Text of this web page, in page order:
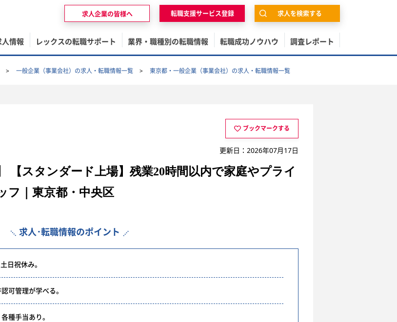
人情報 レックスの転職サポート 業界・職種別の転職情報 転職成功ノウハウ 調査レポート
求人企業の皆様へ 転職支援サービス登録 求人を検索する
一般企業（事業会社）の求人・転職情報一覧 東京都・一般企業（事業会社）の求人・転職情報一覧
ブックマークする
更新日：2026年07月17日
【スタンダード上場】残業20時間以内で家庭やプライ
フ｜東京都・中央区
求人･転職情報のポイント
日祝休み。
可管理が学べる。
種手当あり。